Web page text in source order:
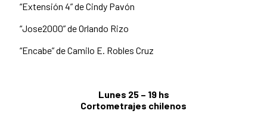
“Extensión 4” de Cindy Pavón
“Jose2000” de Orlando Rizo
“Encabe” de Camilo E. Robles Cruz
Lunes 25 – 19 hs
Cortometrajes chilenos